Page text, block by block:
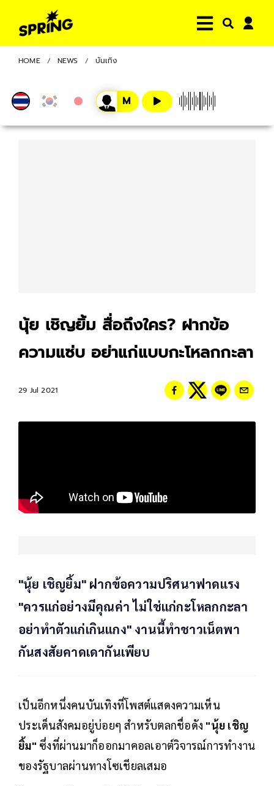
HOME NEWS บันเทิง
นุ้ย เชิญยิ้ม สื่อถึงใคร? ฝากข้อ
ความแซ่บ อย่าแก่แบบกะโหลกกะลา
29 Jul 2021
"นุ้ย เชิญยิ้ม" ฝากข้อความปริศนาฟาดแรง
"ควรแก่อย่างมีคุณค่า ไม่ใช่แก่กะโหลกกะลา
อย่าทำตัวแก่เกินแกง" งานนี้ทำชาวเน็ตพา
กันสงสัยคาดเดากันเพียบ
เป็นอีกหนึ่งคนบันเทิงที่โพสต์แสดงความเห็น
ประเด็นสังคมอยู่บ่อยๆ สำหรับตลกชื่อดัง "นุ้ย เชิญ
ยิ้ม" ซึ่งที่ผ่านมาก็ออกมาคอลเอาต์วิจารณ์การทำงาน
ของรัฐบาลผ่านทางโซเชียลเสมอ